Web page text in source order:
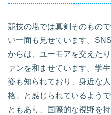
競技の場では真剣そのもの
い一面も見せています。
からは、ユーモアを交えた
ァンを和ませています。学
姿も知られており、身近な
格」と感じられているよう
ともあり、国際的な視野を